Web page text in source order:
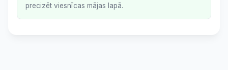
precizēt viesnīcas mājas lapā.